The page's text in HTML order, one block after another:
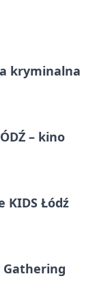
kryminalna
– kino
KIDS Łódź
Gathering